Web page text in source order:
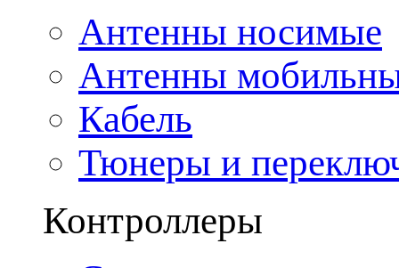
Антенны носимые
Антенны
Кабель
Тюнеры и
Контроллеры